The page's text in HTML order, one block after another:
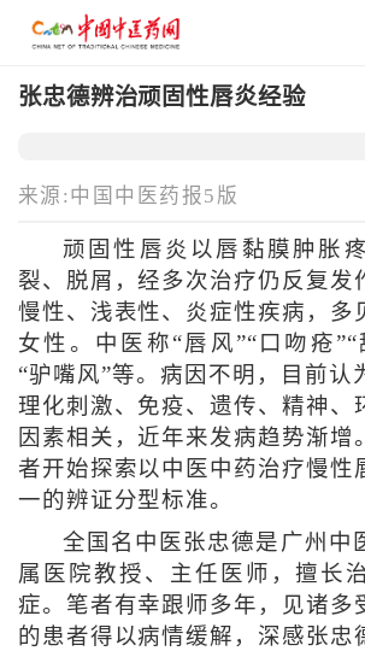
张忠德辨治顽固性唇炎经验
来源:中国中医药报5版
顽固性唇炎以唇黏膜肿胀
裂、脱屑，经多次治疗仍反复发
慢性、浅表性、炎症性疾病，多
女性。中医称“唇风”“口吻疮”“
“驴嘴风”等。病因不明，目前认
理化刺激、免疫、遗传、精神、
因素相关，近年来发病趋势渐增
者开始探索以中医中药治疗慢性
一的辨证分型标准。
全国名中医张忠德是广州中
属医院教授、主任医师，擅长
症。笔者有幸跟师多年，见诸多
的患者得以病情缓解，深感张忠